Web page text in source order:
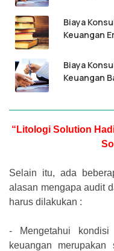
Biaya
Keuangan
Biaya
Keuangan
“Litologi Solution
Selain itu, ada
alasan mengapa audit
harus dilakukan :
-
Mengetahui
keuangan